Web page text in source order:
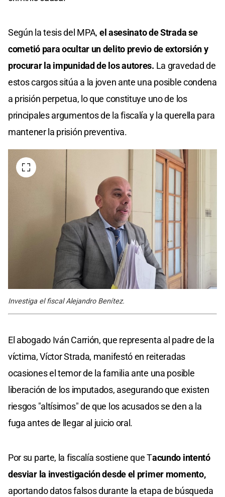
Según la tesis del MPA, el asesinato de Strada se
cometió para ocultar un delito previo de extorsión y
procurar la impunidad de los autores. La gravedad de
estos cargos sitúa a la joven ante una posible condena
a prisión perpetua, lo que constituye uno de los
principales argumentos de la fiscalía y la querella para
mantener la prisión preventiva.
Investiga el fiscal Alejandro Benítez.
El abogado Iván Carrión, que representa al padre de la
víctima, Víctor Strada, manifestó en reiteradas
ocasiones el temor de la familia ante una posible
liberación de los imputados, asegurando que existen
riesgos "altísimos" de que los acusados se den a la
fuga antes de llegar al juicio oral.
Por su parte, la fiscalía sostiene que Tacundo intentó
desviar la investigación desde el primer momento,
aportando datos falsos durante la etapa de búsqueda